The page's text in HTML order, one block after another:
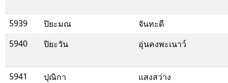
5939 ปิยะมณ
จันทะดี
5940
ปิยะวัน อุ่นคงพะเนาว์
5941 ปุณิกา
แสงสว่าง